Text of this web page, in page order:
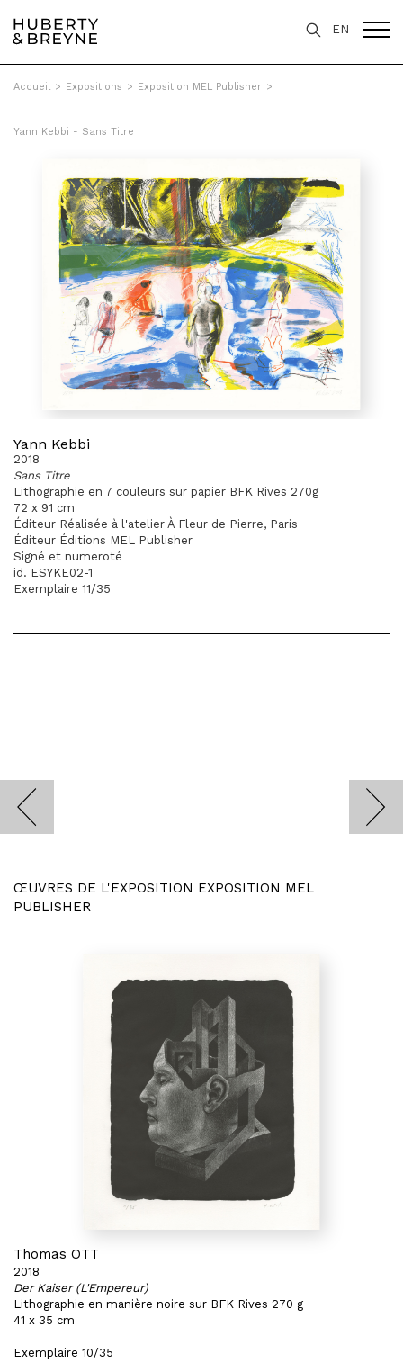
EN
Accueil > Expositions > Exposition MEL Publisher >
Yann Kebbi - Sans Titre
Yann Kebbi
2018
Sans Titre
Lithographie en 7 couleurs sur papier BFK Rives 270g
72 x 91 cm
Éditeur Réalisée à l'atelier À Fleur de Pierre, Paris
Éditeur Éditions MEL Publisher
Signé et numeroté
id. ESYKE02-1
Exemplaire 11/35
ŒUVRES DE L'EXPOSITION EXPOSITION MEL
PUBLISHER
Thomas OTT
2018
Der Kaiser (L'Empereur)
Lithographie en manière noire sur BFK Rives 270 g
41 x 35 cm
Exemplaire 10/35